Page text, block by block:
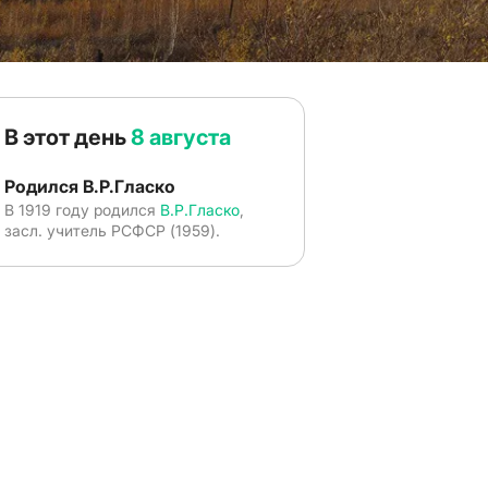
В этот день8 августа
Родился В.Р.Гласко
В 1919 году родился В.Р.Гласко
засл. учитель РСФСР (1959).